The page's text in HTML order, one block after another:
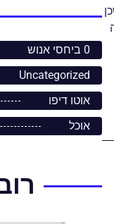
0 ביחסי אנוש
Uncategorized
אוטו דיפו
אוכל